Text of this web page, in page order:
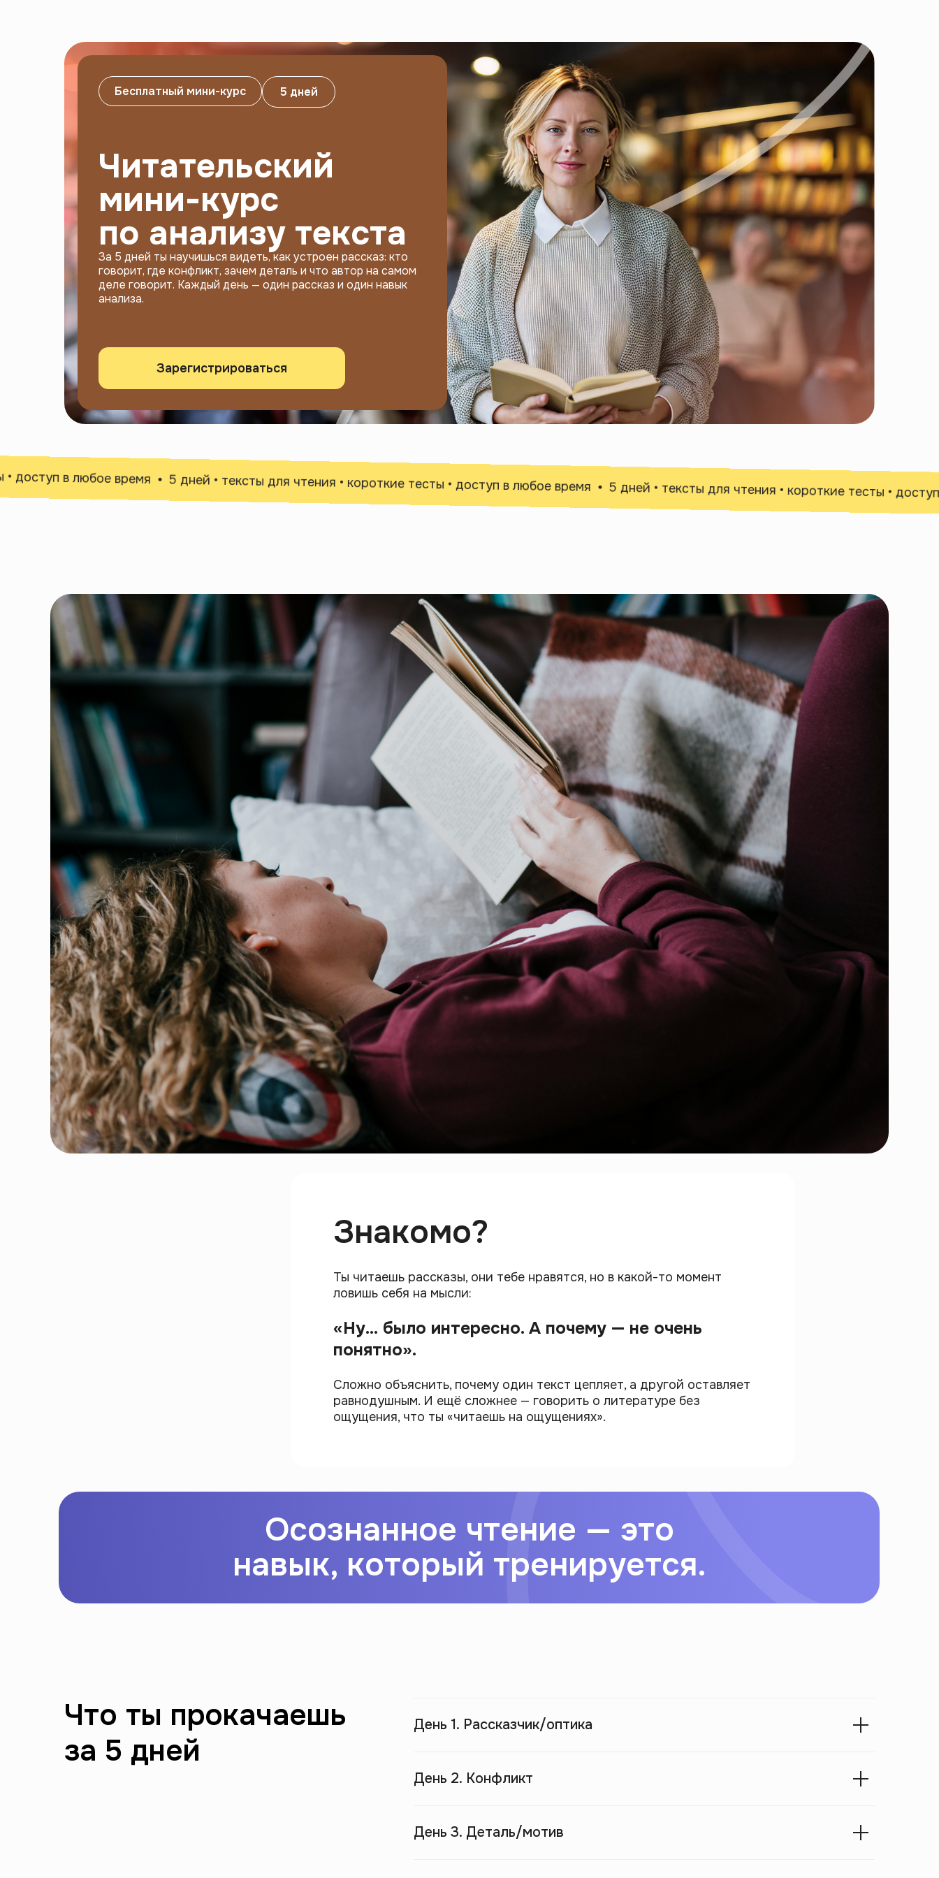
Бесплатный мини-курс 5 дней
Читательский
мини-курс
по анализу текста
За 5 дней ты научишься видеть, как устроен рассказ: кто
говорит, где конфликт, зачем деталь и что автор на самом
деле говорит. Каждый день — один рассказ и один навык
анализа.
Зарегистрироваться
в любое время 5 дней • тексты для чтения • короткие тесты • доступ в любое время 5 дней • тексты для чтения • короткие тесты • доступ в
Знакомо?
Ты читаешь рассказы, они тебе нравятся, но в какой-то момент
ловишь себя на мысли:
«Ну… было интересно. А почему — не очень
понятно».
Сложно объяснить, почему один текст цепляет, а другой оставляет
равнодушным. И ещё сложнее — говорить о литературе без
ощущения, что ты «читаешь на ощущениях».
Осознанное чтение — это
навык, который тренируется.
Что ты прокачаешь
за 5 дней
День 1. Рассказчик/оптика
День 2. Конфликт
День 3. Деталь/мотив